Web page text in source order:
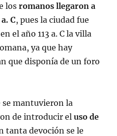
losromanos llegaron a
C, pues la ciudad fue
en el año 113 a. C la villa
ya que hay
que disponía de un foro
mantuvieron la
de introducir eluso de
tanta devoción se le